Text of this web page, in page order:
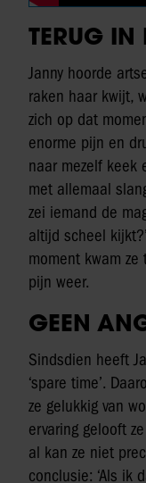
TERUG
Janny hoorde
raken haar kwijt,
zich op dat
enorme pijn en
naar mezelf keek
met allemaal
zei iemand de
altijd scheel
moment kwam
pijn weer.
GEEN
Sindsdien heeft
‘spare time’.
ze gelukkig van
ervaring gelooft
al kan ze niet
conclusie: ‘Als ik